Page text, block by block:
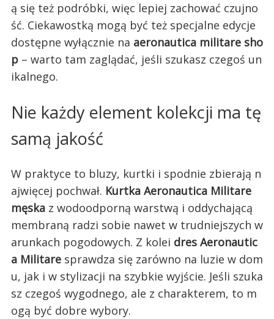
ą się też podróbki, więc lepiej zachować czujno
ść. Ciekawostką mogą być też specjalne edycje
dostępne wyłącznie na aeronautica militare sho
p – warto tam zaglądać, jeśli szukasz czegoś un
ikalnego.
Nie każdy element kolekcji ma tę
samą jakość
W praktyce to bluzy, kurtki i spodnie zbierają n
ajwięcej pochwał. Kurtka Aeronautica Militare
męska z wodoodporną warstwą i oddychającą
membraną radzi sobie nawet w trudniejszych w
arunkach pogodowych. Z kolei dres Aeronautic
a Militare sprawdza się zarówno na luzie w dom
u, jak i w stylizacji na szybkie wyjście. Jeśli szuka
sz czegoś wygodnego, ale z charakterem, to m
ogą być dobre wybory.